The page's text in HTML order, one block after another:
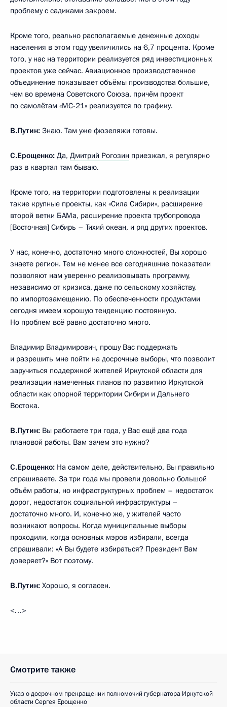
проблему с садиками закроем.
Кроме того, реально располагаемые денежные доходы
населения в этом году увеличились на 6,7 процента. Кроме
того, у нас на территории реализуется ряд инвестиционных
проектов уже сейчас. Авиационное производственное
объединение показывает объёмы производства большие,
чем во времена Советского Союза, причём проект
по самолётам «МС-21» реализуется по графику.
В.Путин: Знаю. Там уже фюзеляжи готовы.
С.Ерощенко: Да, Дмитрий Рогозин приезжал, я регулярно
раз в квартал там бываю.
Кроме того, на территории подготовлены к реализации
такие крупные проекты, как «Сила Сибири», расширение
второй ветки БАМа, расширение проекта трубопровода
[Восточная] Сибирь – Тихий океан, и ряд других проектов.
У нас, конечно, достаточно много сложностей, Вы хорошо
знаете регион. Тем не менее все сегодняшние показатели
позволяют нам уверенно реализовывать программу,
независимо от кризиса, даже по сельскому хозяйству,
по импортозамещению. По обеспеченности продуктами
сегодня имеем хорошую тенденцию постоянную.
Но проблем всё равно достаточно много.
Владимир Владимирович, прошу Вас поддержать
и разрешить мне пойти на досрочные выборы, что позволит
заручиться поддержкой жителей Иркутской области для
реализации намеченных планов по развитию Иркутской
области как опорной территории Сибири и Дальнего
Востока.
В.Путин: Вы работаете три года, у Вас ещё два года
плановой работы. Вам зачем это нужно?
С.Ерощенко: На самом деле, действительно, Вы правильно
спрашиваете. За три года мы провели довольно большой
объём работы, но инфраструктурных проблем – недостаток
дорог, недостаток социальной инфраструктуры –
достаточно много. И, конечно же, у жителей часто
возникают вопросы. Когда муниципальные выборы
проходили, когда основных мэров избирали, всегда
спрашивали: «А Вы будете избираться? Президент Вам
доверяет?» Вот поэтому.
В.Путин: Хорошо, я согласен.
<…>
Смотрите также
Указ о досрочном прекращении полномочий губернатора Иркутской
области Сергея Ерощенко